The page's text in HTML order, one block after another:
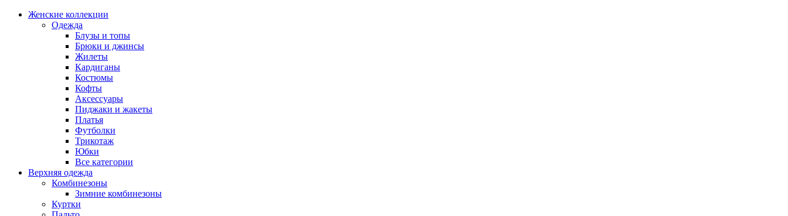
Женские коллекции
Одежда
Блузы и топы
Брюки и джинсы
Жилеты
Кардиганы
Костюмы
Кофты
Аксессуары
Пиджаки и жакеты
Платья
Футболки
Трикотаж
Юбки
Все категории
Верхняя одежда
Комбинезоны
Зимние комбинезоны
Куртки